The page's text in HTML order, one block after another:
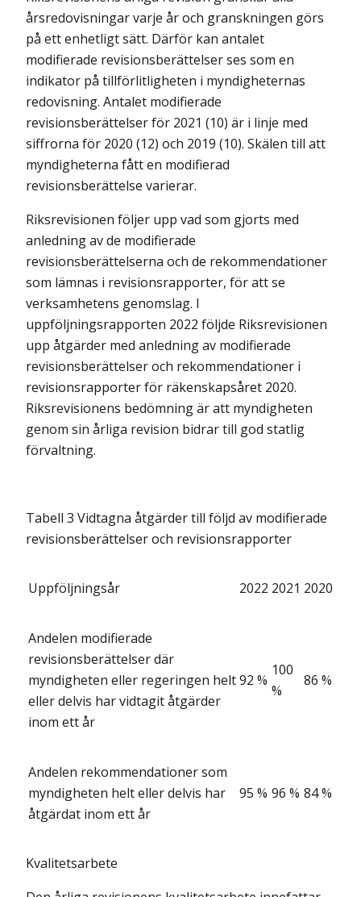
årsredovisningar varje år och granskningen görs
på ett enhetligt sätt. Därför kan antalet
modifierade revisionsberättelser ses som en
indikator på tillförlitligheten i myndigheternas
redovisning. Antalet modifierade
revisionsberättelser för 2021 (10) är i linje med
siffrorna för 2020 (12) och 2019 (10). Skälen till att
myndigheterna fått en modifierad
revisionsberättelse varierar.
Riksrevisionen följer upp vad som gjorts med
anledning av de modifierade
revisionsberättelserna och de rekommendationer
som lämnas i revisions­rapporter, för att se
verksamhetens genomslag. I
uppföljningsrapporten 2022 följde Riksrevisionen
upp åtgärder med anledning av modifierade
revisions­berättelser och rekommendationer i
revisionsrapporter för räkenskapsåret 2020.
Riksrevisionens bedömning är att myndigheten
genom sin årliga revision bidrar till god statlig
förvaltning.
Tabell 3 Vidtagna åtgärder till följd av modifierade
revisionsberättelser och revisionsrapporter
Uppföljningsår 2022 2021 2020
Andelen modifierade
revisionsberättelser där
myndigheten eller regeringen helt
eller delvis har vidtagit åtgärder
inom ett år
92 %
100
%
86 %
Andelen rekommendationer som
myndigheten helt eller delvis har
åtgärdat inom ett år
95 % 96 % 84 %
Kvalitetsarbete